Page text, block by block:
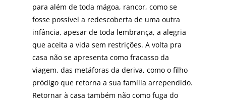
para além de toda mágoa, rancor, como se
fosse possí­vel a redescoberta de uma outra
infância, apesar de toda lembrança, a alegria
que aceita a vida sem restrições. A volta pra
casa não se apresenta como fracasso da
viagem, das metáforas da deriva, como o filho
pródigo que retorna a sua famí­lia arrependido.
Retornar à casa tam­bém não como fuga do